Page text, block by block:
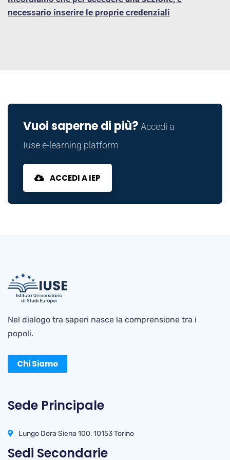
necessario inserire le proprie credenziali
Vuoi saperne di più? Accedi a
Iuse e-learning platform
ACCEDI A IEP
Nel dialogo tra saperi nasce la comprensione tra i
popoli.
Chi Siamo
Sede Principale
Lungo Dora Siena 100, 10153 Torino
Sedi Secondarie